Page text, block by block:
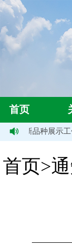
首页
大豆新品种展示工
首页>